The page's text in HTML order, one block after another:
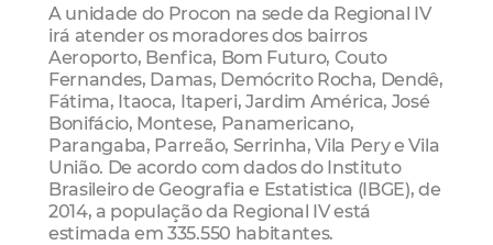
A unidade do Procon na sede da Regional IV
irá atender os moradores dos bairros
Aeroporto, Benfica, Bom Futuro, Couto
Fernandes, Damas, Demócrito Rocha, Dendê,
Fátima, Itaoca, Itaperi, Jardim América, José
Bonifácio, Montese, Panamericano,
Parangaba, Parreão, Serrinha, Vila Pery e Vila
União. De acordo com dados do Instituto
Brasileiro de Geografia e Estatistica (IBGE), de
2014, a população da Regional IV está
estimada em 335.550 habitantes.